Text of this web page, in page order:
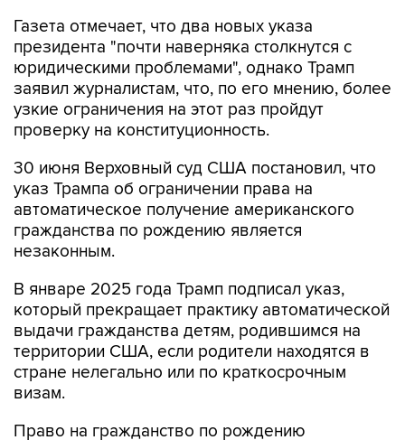
Газета отмечает, что два новых указа
президента "почти наверняка столкнутся с
юридическими проблемами", однако Трамп
заявил журналистам, что, по его мнению, более
узкие ограничения на этот раз пройдут
проверку на конституционность.
30 июня Верховный суд США постановил, что
указ Трампа об ограничении права на
автоматическое получение американского
гражданства по рождению является
незаконным.
В январе 2025 года Трамп подписал указ,
который прекращает практику автоматической
выдачи гражданства детям, родившимся на
территории США, если родители находятся в
стране нелегально или по краткосрочным
визам.
Право на гражданство по рождению